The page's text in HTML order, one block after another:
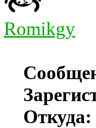
Romikgy
Откуда: